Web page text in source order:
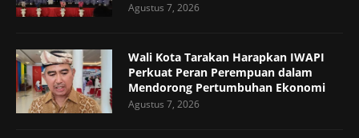
Agustus 7, 2026
Wali Kota Tarakan Harapkan IWAPI
Perkuat Peran Perempuan dalam
Mendorong Pertumbuhan Ekonomi
Agustus 7, 2026